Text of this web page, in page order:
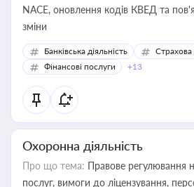
NACE, оновлення кодів КВЕД та
зміни
Банківська діяльність
Страхова
Фінансові послуги
+13
Охоронна діяльність
Про що тема: Правове регулювання
послуг, вимоги до ліцензування,